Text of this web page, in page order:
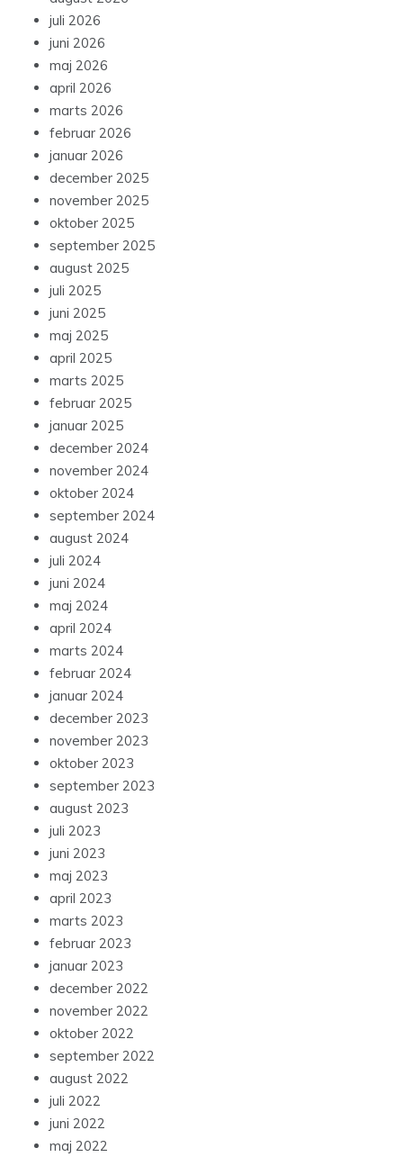
juli 2026
juni 2026
maj 2026
april 2026
marts 2026
februar 2026
januar 2026
december 2025
november 2025
oktober 2025
september 2025
august 2025
juli 2025
juni 2025
maj 2025
april 2025
marts 2025
februar 2025
januar 2025
december 2024
november 2024
oktober 2024
september 2024
august 2024
juli 2024
juni 2024
maj 2024
april 2024
marts 2024
februar 2024
januar 2024
december 2023
november 2023
oktober 2023
september 2023
august 2023
juli 2023
juni 2023
maj 2023
april 2023
marts 2023
februar 2023
januar 2023
december 2022
november 2022
oktober 2022
september 2022
august 2022
juli 2022
juni 2022
maj 2022